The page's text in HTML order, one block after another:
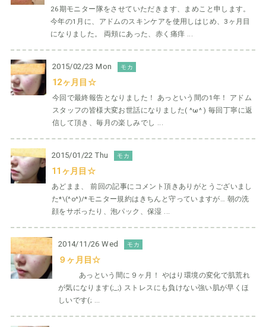
26期モニター隊をさせていただきます、まめこと申します。
今年の1月に、アドムのスキンケアを使用しはじめ、3ヶ月目
になりました。 両頬にあった、赤く痛痒 ...
2015/02/23 Mon モカ
12ヶ月目☆
今回で最終報告となりました！ あっという間の1年！ アドム
スタッフの皆様大変お世話になりました( ^ω^ ) 毎回丁寧に返
信して頂き、毎月の楽しみでし ...
2015/01/22 Thu モカ
11ヶ月目☆
あどまま、 前回の記事にコメント頂きありがとうございまし
た*\(^o^)/*モニター規約はきちんと守っていますが… 朝の洗
顔をサボったり、泡パック、保湿 ...
2014/11/26 Wed モカ
９ヶ月目☆
あっという間に９ヶ月！ やはり環境の変化で肌荒れ
が気になります(;_;) ストレスにも負けない強い肌が早くほ
しいです(; ...